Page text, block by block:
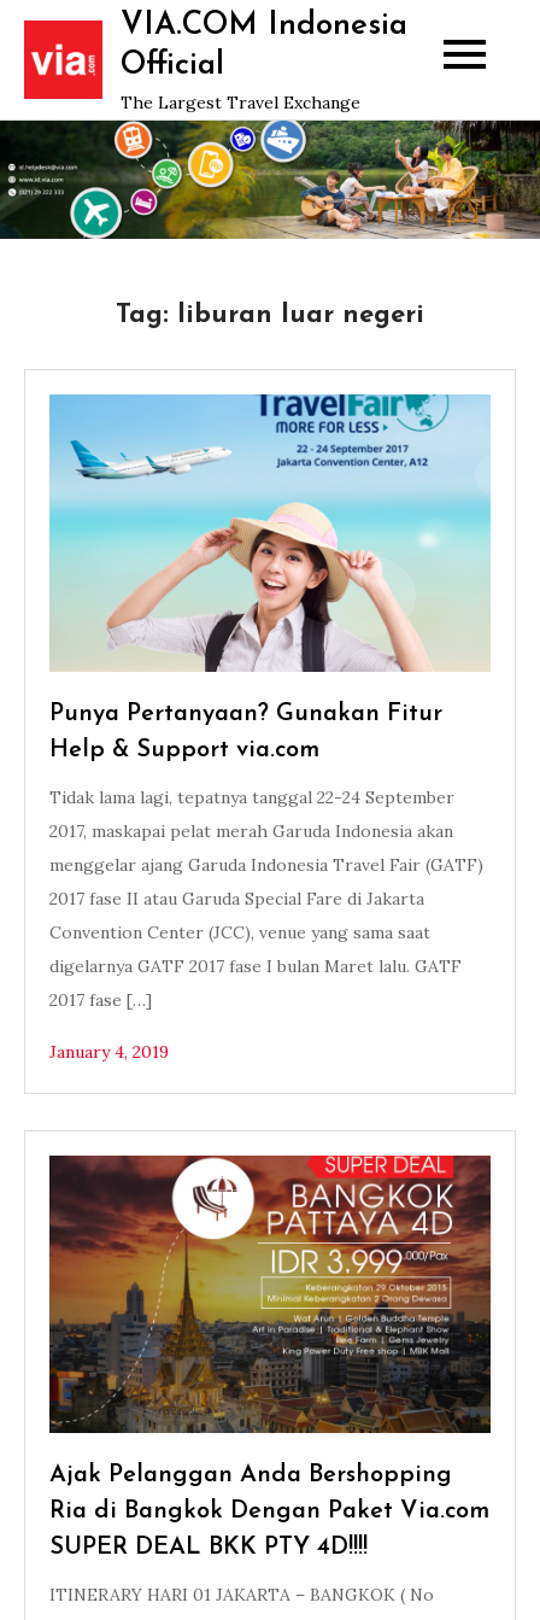
Skip
content
VIA.COM Indonesia
Official
The Largest Travel Exchange
Tag: liburan luar negeri
Punya Pertanyaan? Gunakan Fitur
Help & Support via.com
Tidak lama lagi, tepatnya tanggal 22-24 September
2017, maskapai pelat merah Garuda Indonesia akan
menggelar ajang Garuda Indonesia Travel Fair (GATF)
2017 fase II atau Garuda Special Fare di Jakarta
Convention Center (JCC), venue yang sama saat
digelarnya GATF 2017 fase I bulan Maret lalu. GATF
2017 fase […]
January 4, 2019
Ajak Pelanggan Anda Bershopping
Ria di Bangkok Dengan Paket Via.com
SUPER DEAL BKK PTY 4D!!!!
ITINERARY HARI 01 JAKARTA – BANGKOK ( No